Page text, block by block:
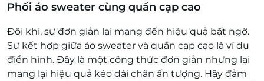
Phối áo sweater cùng quần cạp cao
Đôi khi, sự đơn giản lại mang đến hiệu quả bất ngờ.
Sự kết hợp giữa áo sweater và quần cạp cao là ví dụ
điển hình. Đây là một công thức đơn giản nhưng lại
mang lại hiệu quả kéo dài chân ấn tượng. Hãy đảm